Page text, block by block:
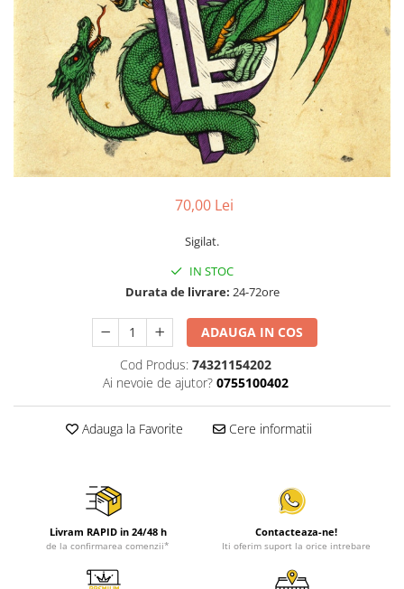
Viniluri Românești
Colecția Electrecord
70,00 Lei
Sigilat.
IN STOC
Durata de livrare: 24-72ore
ADAUGA IN COS
Cod Produs: 74321154202
Ai nevoie de ajutor? 0755100402
Adauga la Favorite Cere informatii
Livram RAPID in 24/48 h
de la confirmarea comenzii*
Contacteaza-ne!
Iti oferim suport la orice intrebare